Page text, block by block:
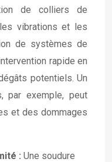
de colliers de
vibrations et les
de systèmes de
rapide en
potentiels. Un
par exemple, peut
et des dommages
: Une soudure